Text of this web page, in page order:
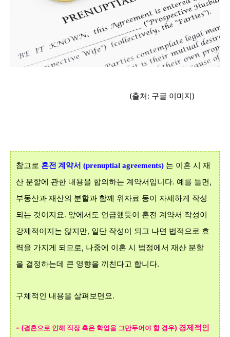
(출처: 구글 이미지)
참고로 혼전 계약서 (prenuptial agreements) 는 이혼 시 재
산 분할에 관한 내용을 합의하는 계약서입니다. 예를 들면,
부동산과 재산의 분할과 함께 위자료 등이 자세하게 작성
되는 것이지요. 앞에서도 언급했듯이 혼전 계약서 작성이
강제적이지는 않지만, 일단 작성이 되고 나면 법적으로 효
력을 가지게 되므로, 나중에 이혼 시 법정에서 재산 분할
을 결정하는데 큰 영향을 끼친다고 합니다.
구체적인 내용을 살펴보면요.
- (결혼으로 인해 직장 혹은 학업을 그만두어야 할 경우) 경제적인